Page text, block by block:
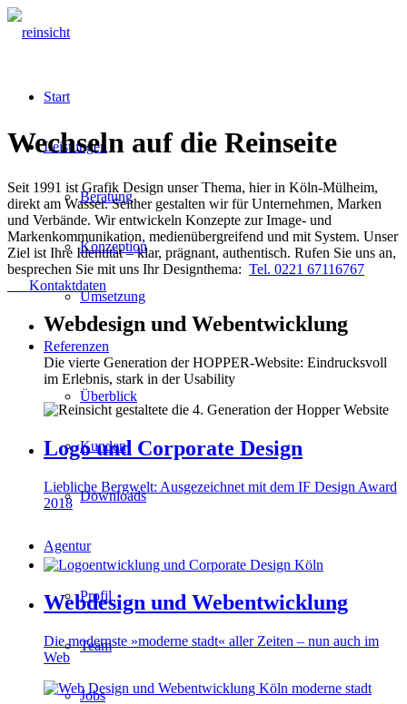
Start
Leistungen
Beratung
Konzeption
Umsetzung
Referenzen
Überblick
Kunden
Downloads
Agentur
Profil
Team
Jobs
Wechseln auf die Reinseite
Seit 1991 ist Grafik Design unser Thema, hier in Köln-Mülheim,
direkt am Wasser. Seither gestalten wir für Unternehmen, Marken
und Verbände. Wir entwickeln Konzepte zur Image- und
Markenkommunikation, medienübergreifend und mit System. Unser
Ziel ist Ihre Identität – klar, prägnant, authentisch. Rufen Sie uns an,
besprechen Sie mit uns Ihr Designthema: Tel. 0221 67116767
Kontaktdaten
Webdesign und Webentwicklung
Die vierte Generation der HOPPER-Website: Eindrucksvoll
im Erlebnis, stark in der Usability
Logo und Corporate Design
Liebliche Bergwelt: Ausgezeichnet mit dem IF Design Award
2018
Webdesign und Webentwicklung
Die modernste »moderne stadt« aller Zeiten – nun auch im
Web